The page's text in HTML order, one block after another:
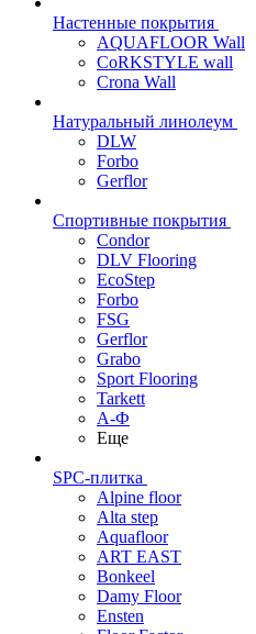
Настенные покрытия
AQUAFLOOR Wall
CoRKSTYLE wall
Crona Wall
Натуральный линолеум
DLW
Forbo
Gerflor
Спортивные покрытия
Condor
DLV Flooring
EcoStep
Forbo
FSG
Gerflor
Grabo
Sport Flooring
Tarkett
А-Ф
Еще
SPC-плитка
Alpine floor
Alta step
Aquafloor
ART EAST
Bonkeel
Damy Floor
Ensten